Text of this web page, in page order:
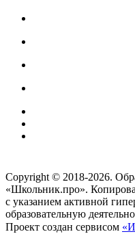
Copyright © 2018-2026.
«Школьник.про».
с указанием активной
образовательную
Проект создан сервисом